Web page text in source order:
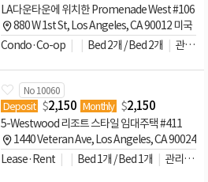
LA다운타운에 위치한 Promenade West #106
880 W 1st St, Los Angeles, CA 90012 미국
Condo·Co-op
Bed 2개 / Bed 2개 관리비문의
No 10060
Deposit $2,150 Monthly $2,150
5-Westwood 리조트 스타일 임대주택 #411
1440 Veteran Ave, Los Angeles, CA 90024
Lease·Rent
Bed 1개 / Bed 1개 관리비문의